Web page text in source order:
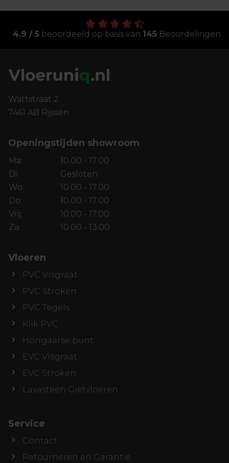
4.9 / 5beoordeeld op basis van 145Beoordelingen
Wattstraat 2
7461 AB Rijssen
Openingstijden showroom
Ma:
10.00 - 17.00
Di:
Gesloten
Wo:
10.00 - 17.00
Do:
10.00 - 17.00
Vrij:
10.00 - 17.00
Za:
10.00 - 13.00
Vloeren
PVC Visgraat
PVC Stroken
PVC Tegels
Klik PVC
Hongaarse punt
EVC Visgraat
EVC Stroken
Lavasteen Gietvloeren
Service
Contact
Retourneren en Garantie